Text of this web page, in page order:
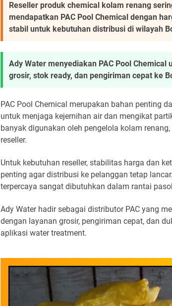
Reseller produk chemical kolam renang
mendapatkan PAC Pool Chemical dengan
stabil untuk kebutuhan distribusi di wilayah
Ady Water menyediakan PAC Pool Chemical
grosir, stok ready, dan pengiriman cepat ke
PAC Pool Chemical merupakan bahan penting
untuk menjaga kejernihan air dan mengikat
banyak digunakan oleh pengelola kolam
reseller.
Untuk kebutuhan reseller, stabilitas harga dan
penting agar distribusi ke pelanggan tetap
terpercaya sangat dibutuhkan dalam rantai
Ady Water hadir sebagai distributor PAC yang
dengan layanan grosir, pengiriman cepat, dan
aplikasi water treatment.